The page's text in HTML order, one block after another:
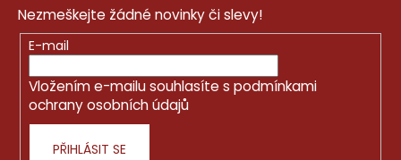
a
c
í
p
r
Nezmeškejte žádné novinky či slevy!
E-mail
Vložením e-mailu souhlasíte s podmínkami
ochrany osobních údajů
PŘIHLÁSIT SE